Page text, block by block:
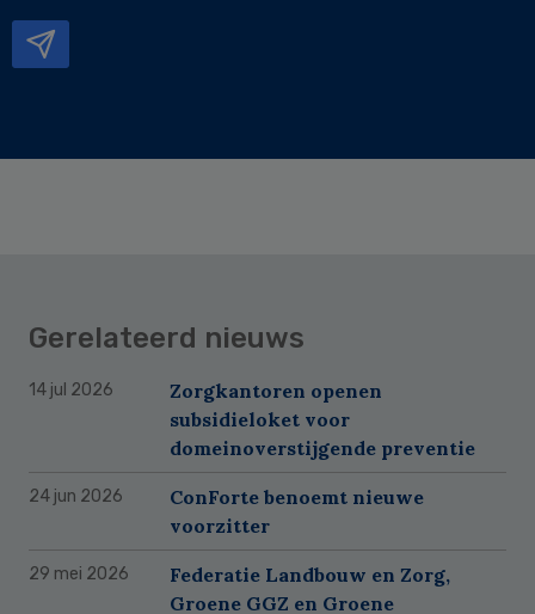
Gerelateerd nieuws
14 jul 2026
Zorgkantoren openen
subsidieloket voor
domeinoverstijgende preventie
24 jun 2026
ConForte benoemt nieuwe
voorzitter
29 mei 2026
Federatie Landbouw en Zorg,
Groene GGZ en Groene